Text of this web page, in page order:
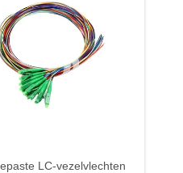
LC-vezelvlechten